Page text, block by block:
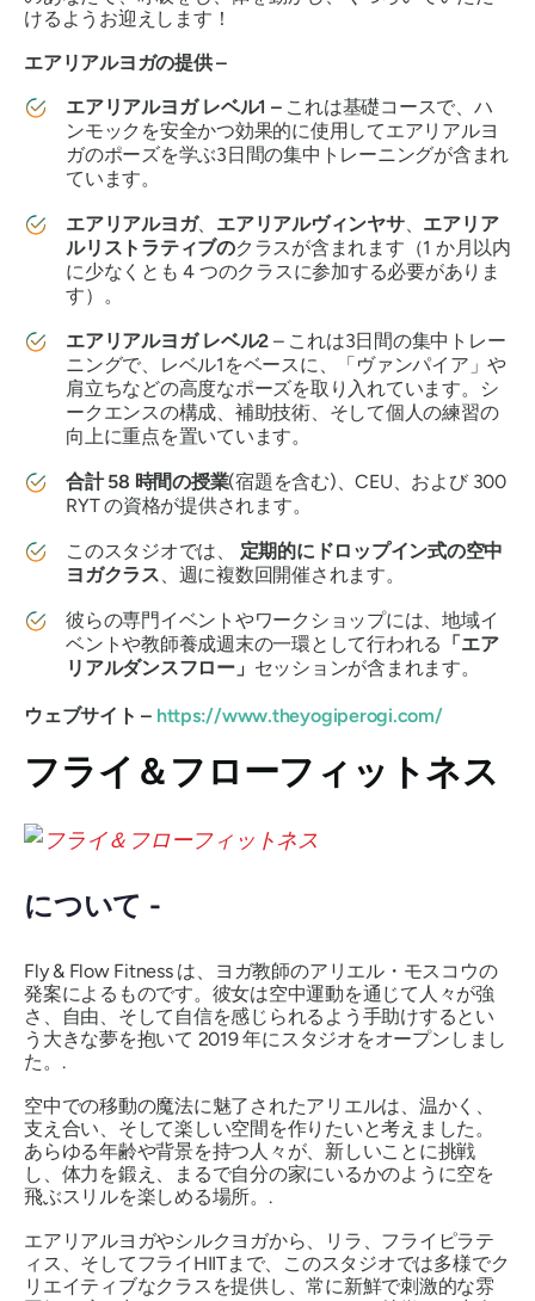
けるようお迎えします！
エアリアルヨガの提供 –
エアリアルヨガ レベル1 – これは基礎コースで、ハ
ンモックを安全かつ効果的に使用してエアリアルヨ
ガのポーズを学ぶ3日間の集中トレーニングが含まれ
ています。
エアリアルヨガ、 エアリアルヴィンヤサ、 エアリア
ルリストラティブのクラスが含まれます（1 か月以内
に少なくとも 4 つのクラスに参加する必要がありま
す）。
エアリアルヨガ レベル2 – これは3日間の集中トレー
ニングで、レベル1をベースに、「ヴァンパイア」や
肩立ちなどの高度なポーズを取り入れています。シ
ークエンスの構成、補助技術、そして個人の練習の
向上に重点を置いています。
合計 58 時間の授業(宿題を含む)、CEU、および 300
RYT の資格が提供されます。
このスタジオでは、 定期的にドロップイン式の空中
ヨガクラス 、週に複数回開催されます。
彼らの専門イベントやワークショップには、地域イ
ベントや教師養成週末の一環として行われる 「エア
リアルダンスフロー」 セッションが含まれます。
ウェブサイト – https://www.theyogiperogi.com/
フライ＆フローフィットネス
について -
Fly & Flow Fitness は、ヨガ教師のアリエル・モスコウの
発案によるものです。彼女は空中運動を通じて人々が強
さ、自由、そして自信を感じられるよう手助けするとい
う大きな夢を抱いて 2019 年にスタジオをオープンしまし
た。.
空中での移動の魔法に魅了されたアリエルは、温かく、
支え合い、そして楽しい空間を作りたいと考えました。
あらゆる年齢や背景を持つ人々が、新しいことに挑戦
し、体力を鍛え、まるで自分の家にいるかのように空を
飛ぶスリルを楽しめる場所。.
エアリアルヨガやシルクヨガから、リラ、フライピラテ
ィス、そしてフライHIITまで、このスタジオでは多様でク
リエイティブなクラスを提供し、常に新鮮で刺激的な雰